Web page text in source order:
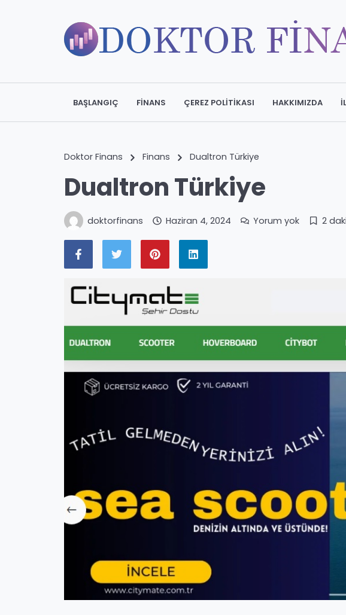
BAŞLANGIÇ FINANS ÇEREZ POLITIKASI HAKKIMIZDA
Doktor Finans Finans Dualtron Türkiye
Dualtron Türkiye
doktorfinans Haziran 4, 2024 Yorum yok 2